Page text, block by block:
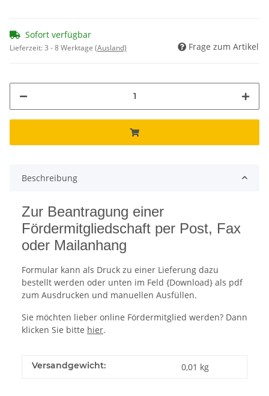
Sofort verfügbar
Lieferzeit:3 - 8 Werktage (Ausland) Frage zum Artikel
Beschreibung
Zur Beantragung einer
Fördermitgliedschaft per Post, Fax
oder Mailanhang
Formular kann als Druck zu einer Lieferung dazu
bestellt werden oder unten im Feld {Download} als pdf
zum Ausdrucken und manuellen Ausfüllen.
Sie möchten lieber online Fördermitglied werden? Dann
klicken Sie bitte hier.
Versandgewicht: 0,01 kg